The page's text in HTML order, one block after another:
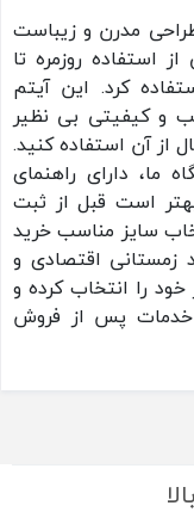
طراحی مدرن و زیباست
استفاده روزمره تا
کرد. این آیتم
و کیفیتی بی نظیر
آن استفاده کنید.
ما، دارای راهنمای
است قبل از ثبت
سایز مناسب خرید
زمستانی اقتصادی و
را انتخاب کرده و
پس از فروش